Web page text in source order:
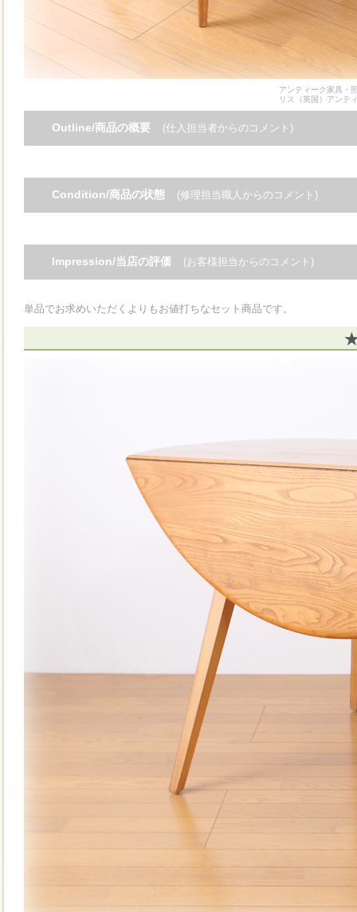
アンティーク家具・
リス（英国）アンテ
Outline/商品の概要 (仕入担当者からのコメント)
Condition/商品の状態 (修理担当職人からのコメント)
Impression/当店の評価 (お客様担当からのコメント)
単品でお求めいただくよりもお値打ちなセット商品です。